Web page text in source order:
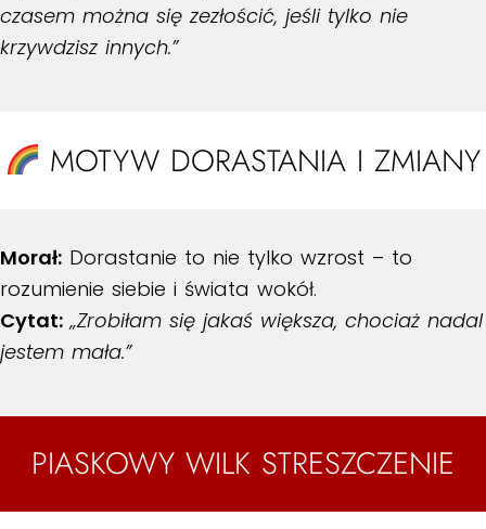
czasem można się zezłościć, jeśli tylko nie
krzywdzisz innych.”
MOTYW DORASTANIA I ZMIANY
Morał: Dorastanie to nie tylko wzrost – to
rozumienie siebie i świata wokół.
Cytat: „Zrobiłam się jakaś większa, chociaż nadal
jestem mała.”
PIASKOWY WILK STRESZCZENIE